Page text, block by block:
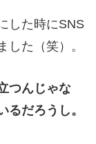
した時にSNS
した（笑）。
つんじゃな
るだろうし。